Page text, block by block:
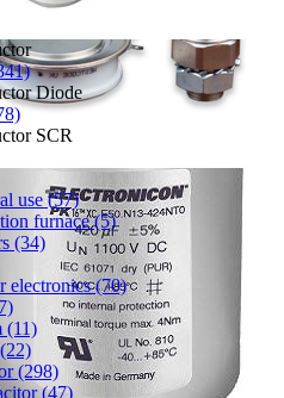
Diode
SCR
use (57)
furnace (5)
(34)
electronics (70)
(11)
(298)
(47)